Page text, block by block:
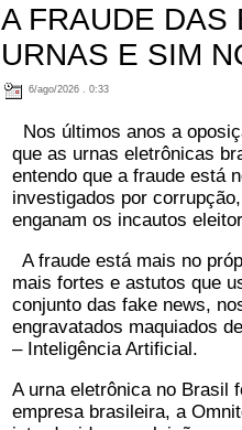
A FRAUDE DAS
URNAS E SIM
6/ago/2026 . 0:33
Nos últimos anos a
que as urnas eletrônicas
entendo que a fraude está
investigados por
enganam os incautos
A fraude está mais no
mais fortes e astutos que
conjunto das fake news,
engravatados maquiados
– Inteligência Artificial.
A urna eletrônica no Brasil
empresa brasileira, a